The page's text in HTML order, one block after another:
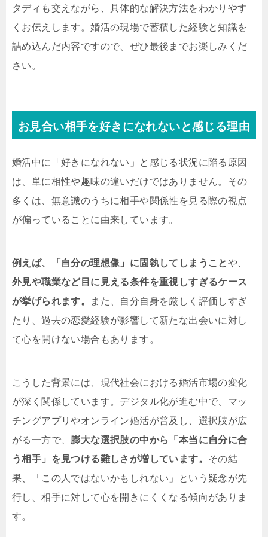
タディも交えながら、具体的な解決方法をわかりやす
くお伝えします。婚活の現場で蓄積した経験と知識を
詰め込んだ内容ですので、ぜひ最後までお楽しみくだ
さい。
お見合い相手を好きになれないと感じる理由
婚活中に「好きになれない」と感じる状況に陥る原因
は、単に相性や趣味の違いだけではありません。その
多くは、無意識のうちに相手や関係性を見る際の視点
が偏っていることに由来しています。
例えば、「自分の理想像」に固執してしまうことや、
外見や職業など目に見える条件を重視しすぎるケース
が挙げられます。
また、自分自身を厳しく評価しすぎ
たり、過去の恋愛経験が影響して新たな出会いに対し
て心を開けない場合もあります。
こうした背景には、現代社会における婚活市場の変化
が深く関係しています。デジタル化が進む中で、マッ
チングアプリやオンライン婚活が普及し、選択肢が広
がる一方で、 膨大な選択肢の中から「本当に自分に合
う相手」を見つける難しさが増しています。 その結
果、「この人ではないかもしれない」という疑念が先
行し、相手に対して心を開きにくくなる傾向がありま
す。